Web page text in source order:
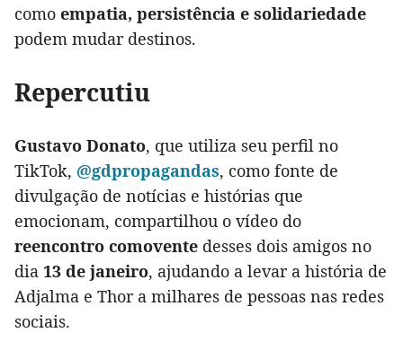
como empatia, persistência e solidariedade
podem mudar destinos.
Repercutiu
Gustavo Donato, que utiliza seu perfil no
TikTok, @gdpropagandas, como fonte de
divulgação de notícias e histórias que
emocionam, compartilhou o vídeo do
reencontro comovente desses dois amigos no
dia 13 de janeiro, ajudando a levar a história de
Adjalma e Thor a milhares de pessoas nas redes
sociais.